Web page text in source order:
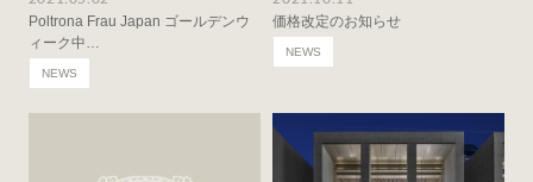
Poltrona Frau Japan ゴールデンウ
ィーク中…
NEWS
価格改定のお知らせ
NEWS